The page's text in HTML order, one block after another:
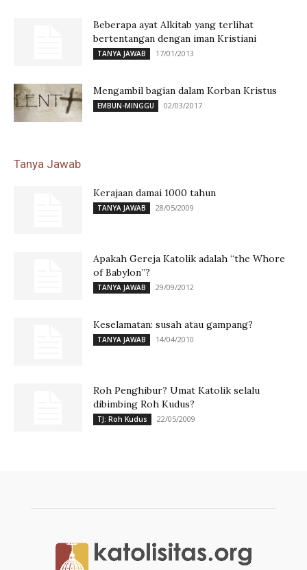
Beberapa ayat Alkitab yang terlihat
bertentangan dengan iman Kristiani
TANYA JAWAB 17/01/2013
Mengambil bagian dalam Korban Kristus
EMBUN-MINGGU 02/03/2017
Tanya Jawab
Kerajaan damai 1000 tahun
TANYA JAWAB 28/05/2009
Apakah Gereja Katolik adalah “the Whore
of Babylon”?
TANYA JAWAB 29/09/2012
Keselamatan: susah atau gampang?
TANYA JAWAB 14/04/2010
Roh Penghibur? Umat Katolik selalu
dibimbing Roh Kudus?
TJ: Roh Kudus 22/05/2009